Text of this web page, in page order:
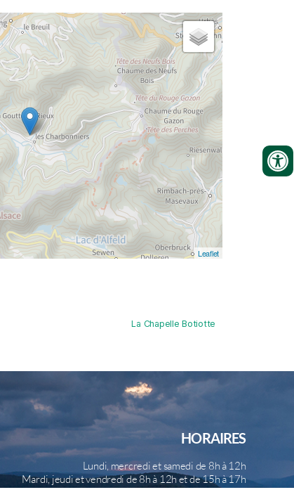
Leaflet
La Chapelle Botiotte
HORAIRES
Lundi, mercredi et samedi de 8h à 12h
Mardi, jeudi et vendredi de 8h à 12h et de 15h à 17h